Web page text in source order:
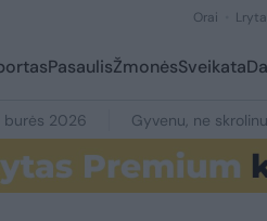
Orai
PasaulisŽmonėsSveikata
burės 2026 Gyvenu, ne skrolinu